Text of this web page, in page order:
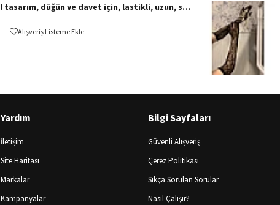
Audrey özel tasarım, düğün ve davet için, lastikli, uzun, siyah tül eldiven - SİYAH
Alışveriş Listeme Ekle
Yardım
İletişim
Site Haritası
Markalar
Kampanyalar
Bilgi Sayfaları
Güvenli Alışveriş
Çerez Politikası
Sıkça Sorulan Sorular
Nasıl Çalışır?